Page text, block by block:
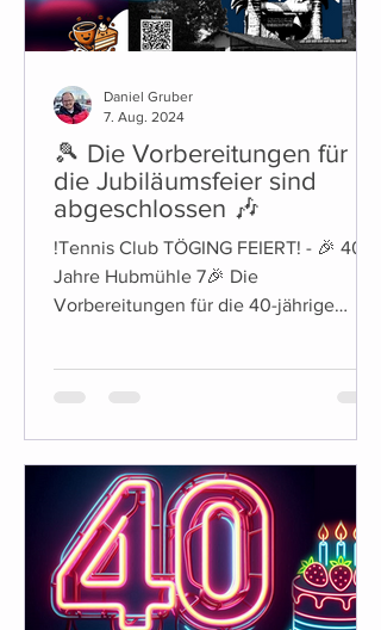
🎾 Die Vorbereitungen für
die Jubiläumsfeier sind
abgeschlossen 🎶
!Tennis Club TÖGING FEIERT! - 🎉 40
Jahre Hubmühle 7🎉 Die
Vorbereitungen für die 40-jährige
Daniel Gruber
7. Aug. 2024